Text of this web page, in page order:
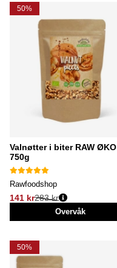
50%
Valnøtter i biter RAW ØKO
750g
Rawfoodshop
141 kr
Vanlig pris:
283 kr
Overvåk
50%